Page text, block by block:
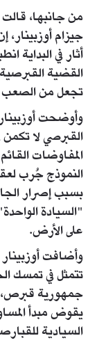
من جانبها،
جيزام
أثار في البداية
القضية
تجعل من الصعب
وأوضحت
القبرصي لا تكمن
المفاوضات
النموذج جُرب
بسبب إصرار
"السيادة
على الأرض.
وأضافت
تتمثل في تمسك
جمهورية قبرص،
يقوض مبدأ
السيادية